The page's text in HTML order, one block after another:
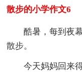
散步的小学作文6
酷暑，每到夜
散步。
今天妈妈回来